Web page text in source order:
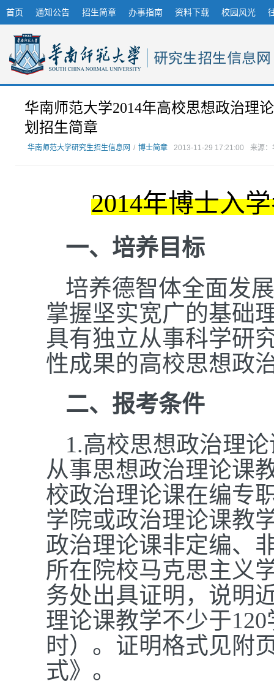
首页 通知公告 招生简章 办事指南 资料下载 校园风光
华南师范大学2014年高校思想政治理
划招生简章
华南师范大学研究生招生信息网 / 博士简章 2013-11-29 17:21:00 来源：
2014年博士入
一、培养目标
培养德智体全面发
掌握坚实宽广的基础
具有独立从事科学研
性成果的高校思想政
二、报考条件
1.高校思想政治理
从事思想政治理论课
校政治理论课在编专
学院或政治理论课教
政治理论课非定编、
所在院校马克思主义
务处出具证明，说明
理论课教学不少于
时）。证明格式见附
式》。